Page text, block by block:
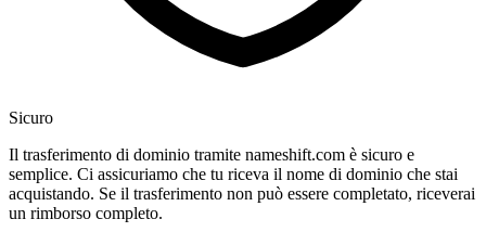
Sicuro
Il trasferimento di dominio tramite nameshift.com è sicuro e
semplice. Ci assicuriamo che tu riceva il nome di dominio che stai
acquistando. Se il trasferimento non può essere completato, riceverai
un rimborso completo.